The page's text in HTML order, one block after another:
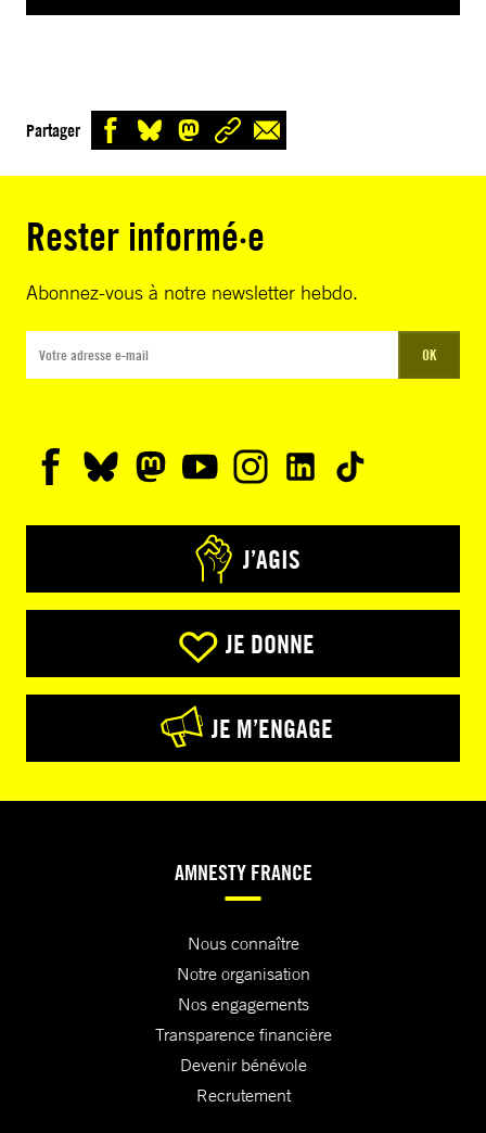
Partager
Rester informé·e
Abonnez-vous à notre newsletter hebdo.
OK
J’AGIS
JE DONNE
JE M’ENGAGE
AMNESTY FRANCE
Nous connaître
Notre organisation
Nos engagements
Transparence financière
Devenir bénévole
Recrutement